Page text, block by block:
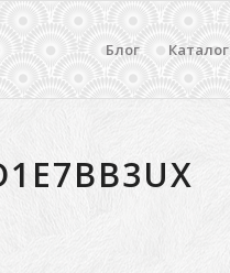
Блог Каталог